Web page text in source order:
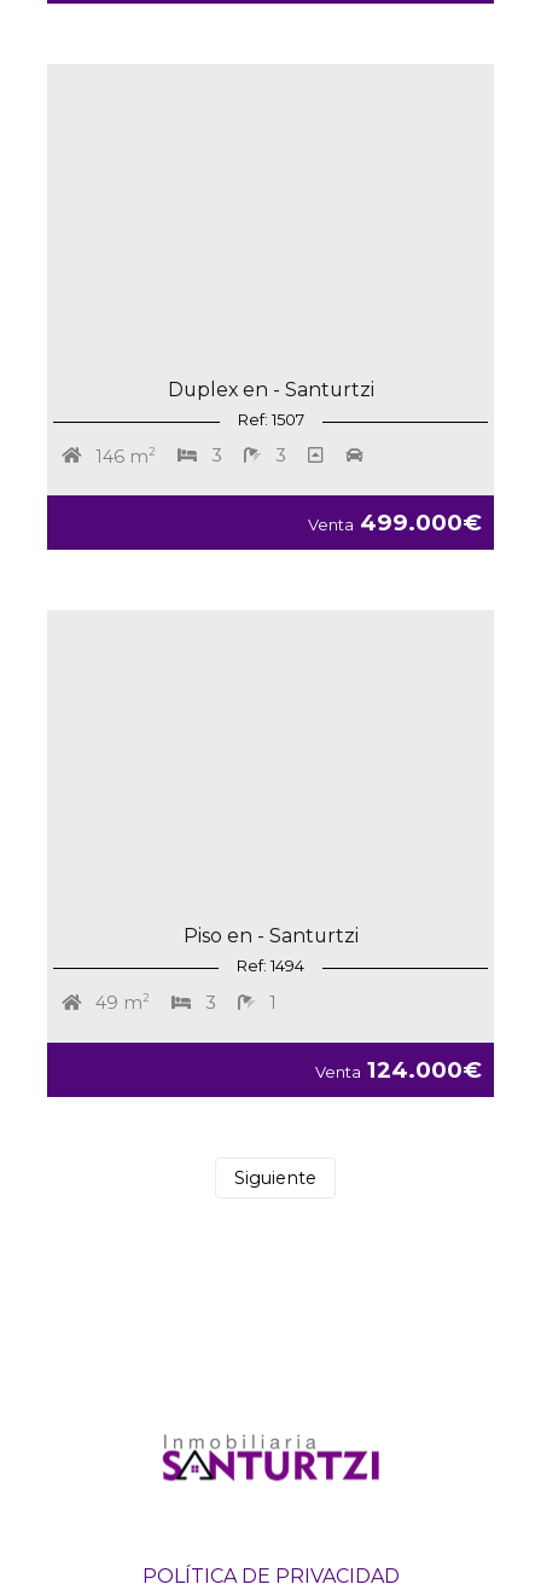
Duplex en - Santurtzi
Ref: 1507
146 m2 3 3
Venta 499.000€
Piso en - Santurtzi
Ref: 1494
49 m2 3 1
Venta 124.000€
Siguiente
POLÍTICA DE PRIVACIDAD